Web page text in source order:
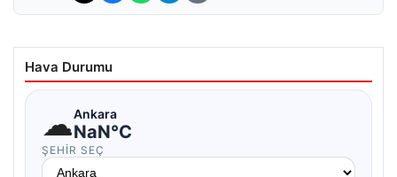
Hava Durumu
☁Ankara
NaN°C
ŞEHIR SEÇ